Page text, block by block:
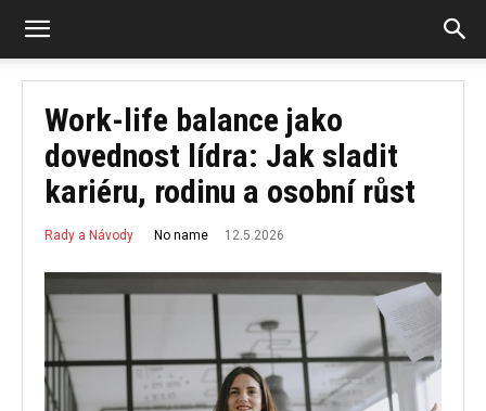
Work-life balance jako
dovednost lídra: Jak sladit
kariéru, rodinu a osobní růst
Rady a Návody No name 12.5.2026